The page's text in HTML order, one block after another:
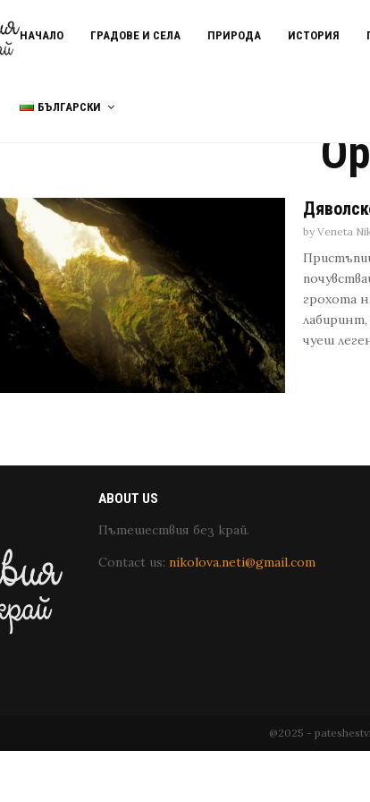
НАЧАЛО ГРАДОВЕ И СЕЛА ПРИРОДА ИСТОРИЯ
БЪЛГАРСКИ
Home Орфей
byVeneta
грохота
чуеш
ABOUT US
Пътешествия без край.
Contact us: nikolova.neti@gmail.com
@2025 -